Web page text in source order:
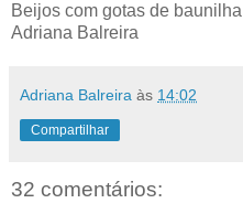
Beijos com gotas de baunilha
Adriana Balreira
Adriana Balreira às 14:02
Compartilhar
32 comentários: